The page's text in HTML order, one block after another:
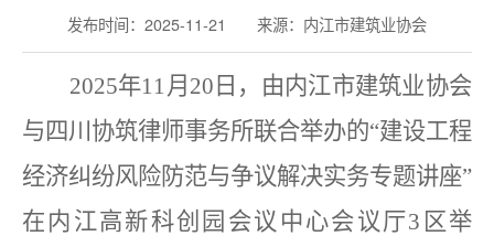
发布时间：2025-11-21 来源：内江市建筑业协会
2025年11 月 20 日 ，由内江市建筑业协会
与四川协筑律师事务所联合举办的“建设工程
经济纠纷风险防范与争议解决实务专题讲座”
在 内江高新科创园会议中心会议厅3 区举